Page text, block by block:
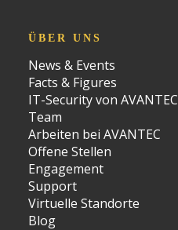
ÜBER UNS
News & Events
Facts & Figures
IT-Security von AVANTEC
Team
Arbeiten bei AVANTEC
Offene Stellen
Engagement
Support
Virtuelle Standorte
Blog